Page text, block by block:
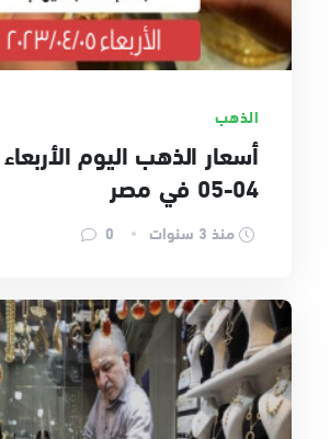
الذهب
04-05 في مصر
منذ 3 سنوات